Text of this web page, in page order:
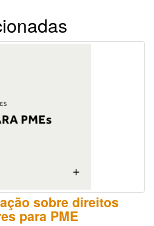
sobre direitos
para PME